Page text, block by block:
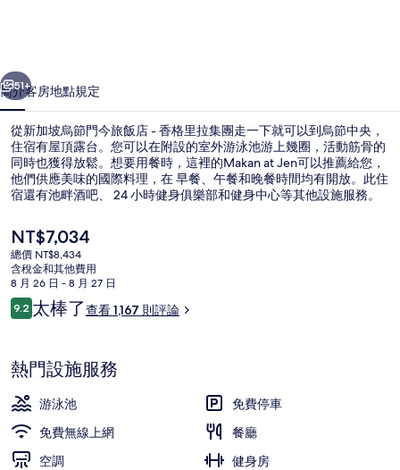
旅
飯
店
香
格
里
拉
集
的
相
片
集
個 下一個
51+
簡介客房地點規定
從新加坡烏節門今旅飯店 - 香格里拉集團走一下就可以到烏節中央，
住宿有屋頂露台。您可以在附設的室外游泳池游上幾圈，活動筋骨的
同時也獲得放鬆。想要用餐時，這裡的Makan at Jen可以推薦給您，
他們供應美味的國際料理，在 早餐、午餐和晚餐時間均有開放。此住
宿還有池畔酒吧、 24 小時健身俱樂部和健身中心等其他設施服務。
美塞站，到多美歌站也只要 10 分鐘。
目
前
的
價
格
是
NT$7,034
總價 NT$8,434
含稅金和其他費用
8 月 26 日 - 8 月 27 日
評
論
9.29.2 分，滿分 10 分，
太棒了查看 1,167 則評論
熱門設施服務
游泳池
免費停車
免費無線上網
餐廳
空調
健身房